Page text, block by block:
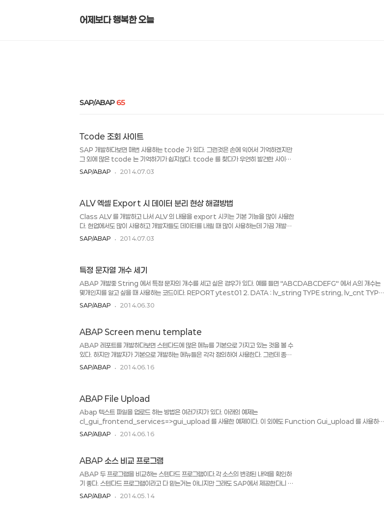
어제보다 행복한 오늘
SAP/ABAP65
Tcode 조회 사이트
SAP 개발하다보면 매번 사용하는 tcode 가 있다. 그런것은 손에 익어서 기억하겠지만
그 외에 많은 tcode 는 기억하기가 쉽지않다. tcode 를 찾다가 우연히 발견한 사이트
를 소개하려고 한다. 이미 많은 분들이 즐겨찾기 해 놓고 쓰겠지만 그래도 유용한 사이트라
하는데 쉽게 찾을 수 있는 사이트이다. 검색해본 결과 꼭 tcode에 맞는 텍스트는 유사한
내용들이 계속 표시되니 금방 잘 찾아주는 것 같다. 이것을 즐겨찾기 해놓고 tcode..
SAP/ABAP 2014.07.03
ALV 엑셀 Export 시 데이터 분리 현상 해결방법
Class ALV 를 개발하고 나서 ALV 의 내용을 export 시키는 기본 기능을 많이 사용한
다. 현업에서도 많이 사용하고 개발자들도 데이터를 내릴 때 많이 사용하는데 가끔 개발후
EXPORT > 로컬 파일 > 스프레드 시트 로 다운로드 받을 때 아래와 같은 현상이 발생한
GRID_SET_SORT *&---------------------------------------------------
--------..
SAP/ABAP 2014.07.03
특정 문자열 개수 세기
ABAP 개발중 String 에서 특정 문자의 개수를 세고 싶은 경우가 있다. 예를 들면 "ABCDABCDEFG" 에서 A의 개수는
몇개인지를 알고 싶을 때 사용하는 코드이다. REPORT ytest012. DATA : lv_string TYPE string, lv_cnt TYPE
i. lv_string = 'ABCDABCDEFG'. FIND ALL OCCURRENCES OF 'A' IN lv_string MATCH COUNT
SAP/ABAP 2014.06.30
ABAP Screen menu template
ABAP 레포트를 개발하다보면 스텐다드에 많은 메뉴를 기본으로 가지고 있는 것을 볼 수
있다. 하지만 개발자가 기본으로 개발하는 메뉴들은 각각 정의하여 사용한다. 그런데 종종
스텐다드에 보이는 아래와 같은 메뉴를 설정하고 싶을 때가 있다. 가령 예를 들면
Extras > Adjust template 을 선택한다. 메뉴에서 List Viewer 를 선택한다. 그
러면 처음 화면의 메뉴들이 다 들어와서 자리를 잡는다.Template Status 를 ..
SAP/ABAP 2014.06.16
ABAP File Upload
Abap 텍스트 파일을 업로드 하는 방법은 여러가지가 있다. 아래의 예제는
cl_gui_frontend_services=>gui_upload 를 사용한 예제이다. 이 외에도 Function Gui_upload 를 사용하는
방법이 있다. 둘의 차이는 잘 모르겠으나 거의 동일한 기능을 하는 것으로 생각된다. REPORT zfileupload MESSAGE-
FUNCTION 'F4_FILENAME' IMPORTING file_name ..
SAP/ABAP 2014.06.16
ABAP 소스 비교 프로그램
ABAP 두 프로그램을 비교하는 스텐다드 프로그램이다.각 소스의 변경된 내역을 확인하
기 좋다. 스텐다드 프로그램이라고 다 믿는거는 아니지만 그래도 SAP에서 제공한다니 조
금은 믿음이 간다. RS_ABAPSOURCE_COMPARE - 끗 -
SAP/ABAP 2014.05.14